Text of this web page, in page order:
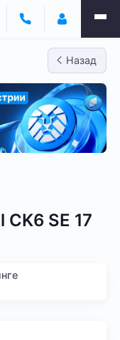
Назад
SE 17